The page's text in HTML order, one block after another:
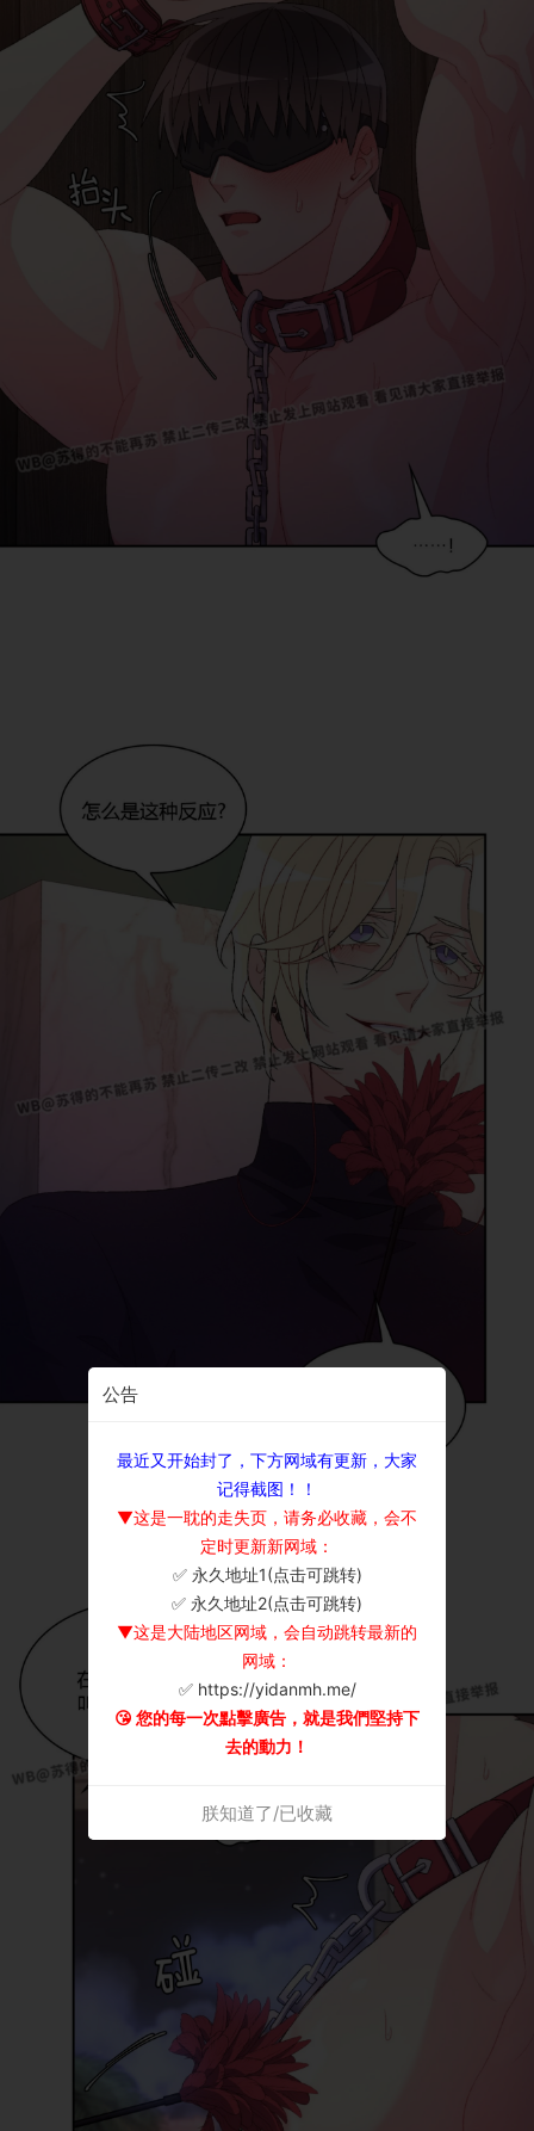
公告
最近又开始封了，下方网域有更新，大家
记得截图！！
▼这是一耽的走失页，请务必收藏，会不
定时更新新网域：
✅ 永久地址1(点击可跳转)
✅ 永久地址2(点击可跳转)
▼这是大陆地区网域，会自动跳转最新的
网域：
✅ https://yidanmh.me/
😘 您的每一次點擊廣告，就是我們堅持下
去的動力！
朕知道了/已收藏